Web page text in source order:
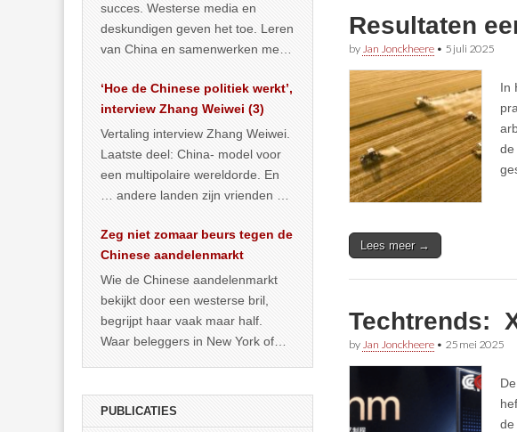
Resultaten
by Jan Jonckheere • 5 juli 2025
In
de
Lees meer →
Techtrends:
by Jan Jonckheere • 25 mei 2025
de
succes. Westerse media en
deskundigen geven het toe. Leren
van China en samenwerken met
… >> lees meer
‘Hoe de Chinese politiek werkt’,
interview Zhang Weiwei (3)
Vertaling interview Zhang Weiwei.
Laatste deel: China- model voor
een multipolaire wereldorde. En
… andere landen zijn vrienden of
Zeg niet zomaar beurs tegen de
Chinese aandelenmarkt
Wie de Chinese aandelenmarkt
bekijkt door een westerse bril,
begrijpt haar vaak maar half.
Waar beleggers in New York of
PUBLICATIES